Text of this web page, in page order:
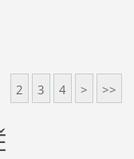
2 3 4 > >>